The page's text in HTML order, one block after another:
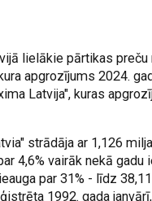
lielākie pārtikas
apgrozījums 2024.
Latvija", kuras
strādāja ar 1,126
4,6% vairāk nekā gadu
par 31% - līdz
1992. gada